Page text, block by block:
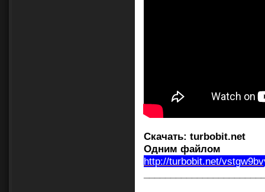
Скачать: turbobit.net
Одним файлом
http://turbobit.net/